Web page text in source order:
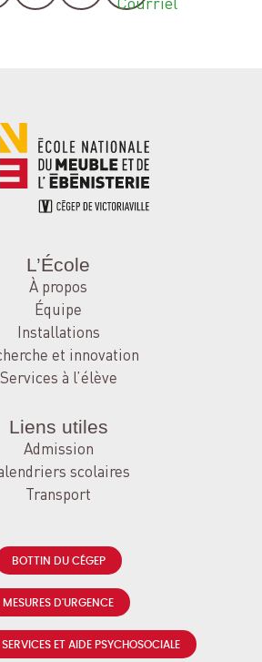
L’École
À propos
Équipe
Installations
et innovation
Services à l’élève
Liens utiles
Admission
scolaires
Transport
BOTTIN DU CÉGEP
MESURES D'URGENCE
ET AIDE PSYCHOSOCIALE